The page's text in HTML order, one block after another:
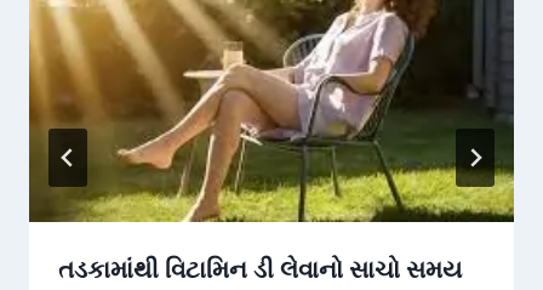
તડકામાંથી વિટામિન ડી લેવાનો સાચો સમય